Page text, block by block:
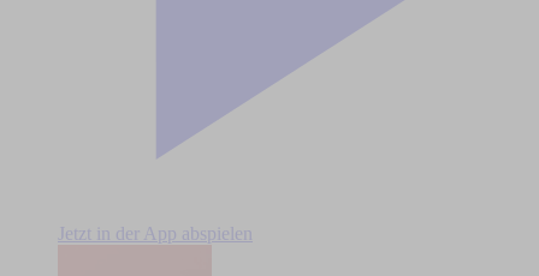
Jetzt in der App abspielen